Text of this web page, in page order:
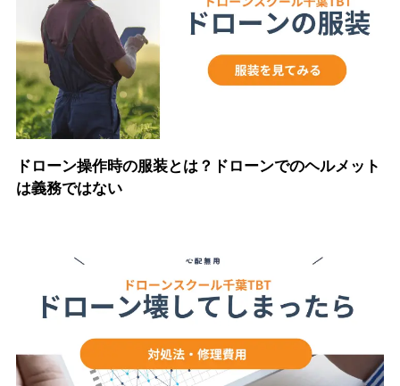
ドローン操作時の服装とは？ドローンでのヘルメット
は義務ではない